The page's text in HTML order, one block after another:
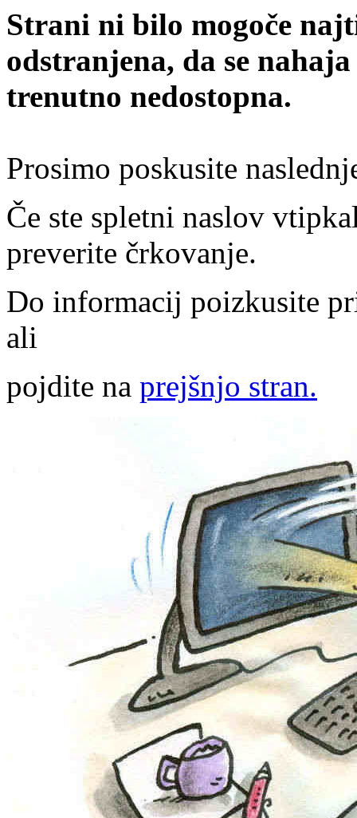
Strani ni bilo mogoče
odstranjena, da se
trenutno nedostopna.
Prosimo poskusite
Če ste spletni naslov
preverite črkovanje.
Do informacij poizkusite
ali
pojdite na prejšnjo stran.